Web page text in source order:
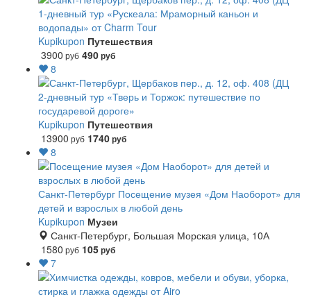
1-дневный тур «Рускеала: Мраморный каньон и
водопады» от Charm Tour
Kupikupon Путешествия
3900 руб 490руб
8
2-дневный тур «Тверь и Торжок: путешествие по
государевой дороге»
Kupikupon Путешествия
13900 руб 1740руб
8
Санкт-Петербург Посещение музея «Дом Наоборот» для
детей и взрослых в любой день
Kupikupon Музеи
Санкт-Петербург, Большая Морская улица, 10А
1580 руб 105руб
7